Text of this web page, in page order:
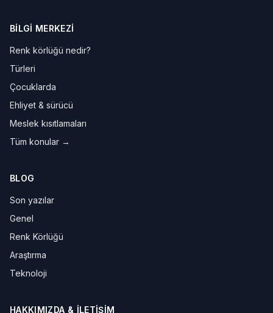
BILGI MERKEZI
Renk körlüğü nedir?
Türleri
Çocuklarda
Ehliyet & sürücü
Meslek kısıtlamaları
Tüm konular →
BLOG
Son yazılar
Genel
Renk Körlüğü
Araştırma
Teknoloji
HAKKIMIZDA & İLETIŞIM